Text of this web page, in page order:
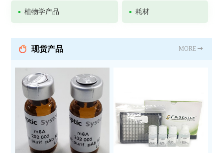
植物学产品 耗材
现货产品 MORE